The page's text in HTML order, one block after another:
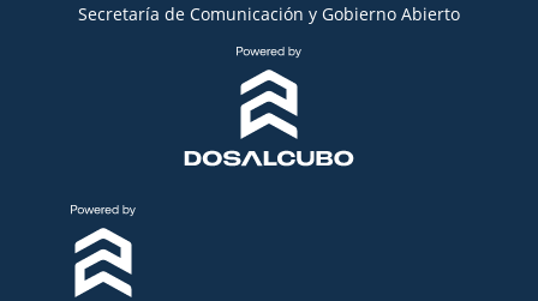
Secretaría de Comunicación y Gobierno Abierto